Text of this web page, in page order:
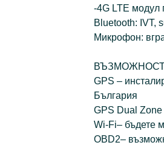
-4G LTE модул
Bluetooth: IVT,
Микрофон:
GPS –
България
GPS Dual
Wi-Fi– бъдете
OBD2–